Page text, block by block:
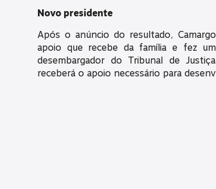
Novo presidente
Após o anúncio do resultado,
apoio que recebe da família e fez
desembargador do Tribunal de
receberá o apoio necessário para